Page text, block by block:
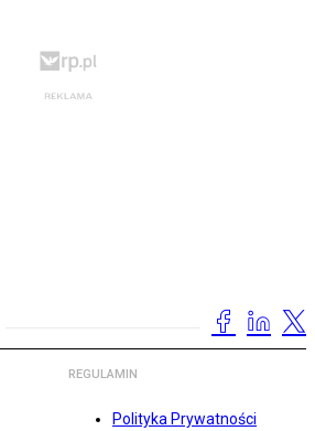
REGULAMIN
Polityka Prywatności